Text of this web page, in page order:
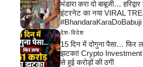
भंडारा करा दो बाबूजी…
इंटरनेट का नया VIRAL
#BhandaraKaraDoBabuji
देश-विदेश
15 दिन में दोगुना पैसा… फिर
झटका! Crypto Investment के
से हुई करोड़ों की ठगी